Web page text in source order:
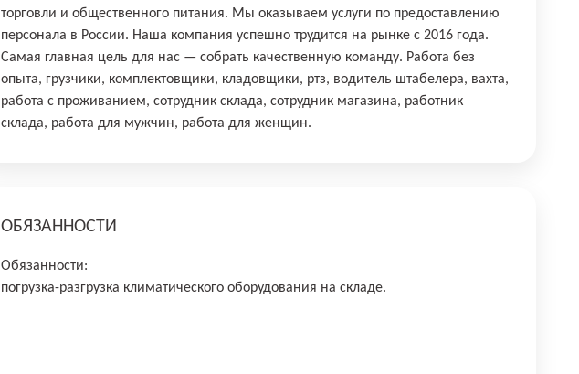
торговли и общественного питания. Мы оказываем услуги по предоставлению
персонала в России. Наша компания успешно трудится на рынке с 2016 года.
Самая главная цель для нас — собрать качественную команду. Работа без
опыта, грузчики, комплектовщики, кладовщики, ртз, водитель штабелера, вахта,
работа с проживанием, сотрудник склада, сотрудник магазина, работник
склада, работа для мужчин, работа для женщин.
ОБЯЗАННОСТИ
Обязанности:
погрузка-разгрузка климатического оборудования на складе.